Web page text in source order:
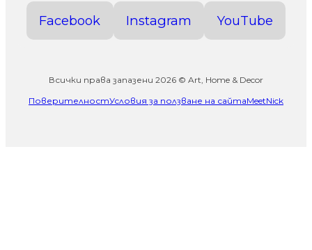
Facebook Instagram YouTube
Всички права запазени 2026 © Art, Home & Decor
ПоверителностУсловия за ползване на сайтаMeetNick